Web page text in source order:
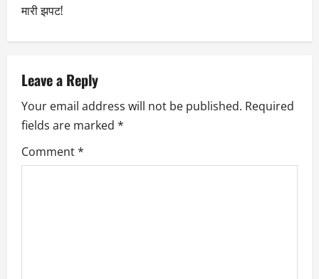
मारी झपट!
Leave a Reply
Your email address will not be published. Required
fields are marked *
Comment*